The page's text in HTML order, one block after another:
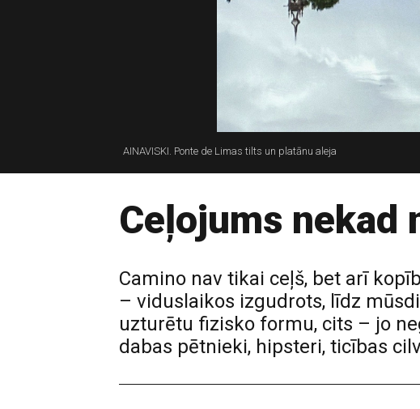
AINAVISKI. Ponte de Limas tilts un platānu aleja
Ceļojums nekad
Camino nav tikai ceļš, bet arī
– viduslaikos izgudrots, līdz
uzturētu fizisko formu, cits – jo
dabas pētnieki, hipsteri, ticības